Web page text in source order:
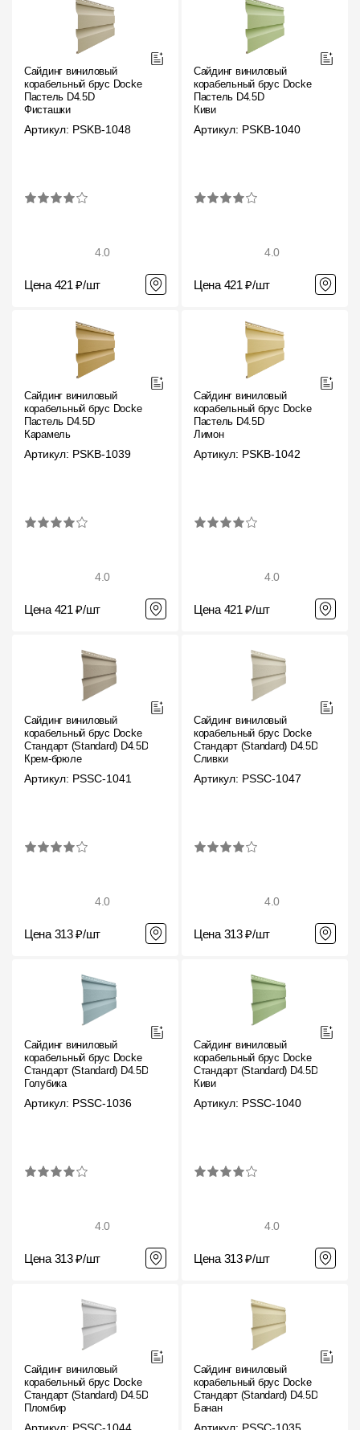
Сайдинг виниловый
корабельный брус Docke
Пастель D4.5D
Фисташки
Артикул: PSKB-1048
4.0
Цена 421 ₽/шт
Сайдинг виниловый
корабельный брус Docke
Пастель D4.5D
Киви
Артикул: PSKB-1040
4.0
Цена 421 ₽/шт
Сайдинг виниловый
корабельный брус Docke
Пастель D4.5D
Карамель
Артикул: PSKB-1039
4.0
Цена 421 ₽/шт
Сайдинг виниловый
корабельный брус Docke
Пастель D4.5D
Лимон
Артикул: PSKB-1042
4.0
Цена 421 ₽/шт
Сайдинг виниловый
корабельный брус Docke
Стандарт (Standard) D4.5D
Крем-брюле
Артикул: PSSC-1041
4.0
Цена 313 ₽/шт
Сайдинг виниловый
корабельный брус Docke
Стандарт (Standard) D4.5D
Сливки
Артикул: PSSC-1047
4.0
Цена 313 ₽/шт
Сайдинг виниловый
корабельный брус Docke
Стандарт (Standard) D4.5D
Голубика
Артикул: PSSC-1036
4.0
Цена 313 ₽/шт
Сайдинг виниловый
корабельный брус Docke
Стандарт (Standard) D4.5D
Киви
Артикул: PSSC-1040
4.0
Цена 313 ₽/шт
Сайдинг виниловый
корабельный брус Docke
Стандарт (Standard) D4.5D
Пломбир
Сайдинг виниловый
корабельный брус Docke
Стандарт (Standard) D4.5D
Банан